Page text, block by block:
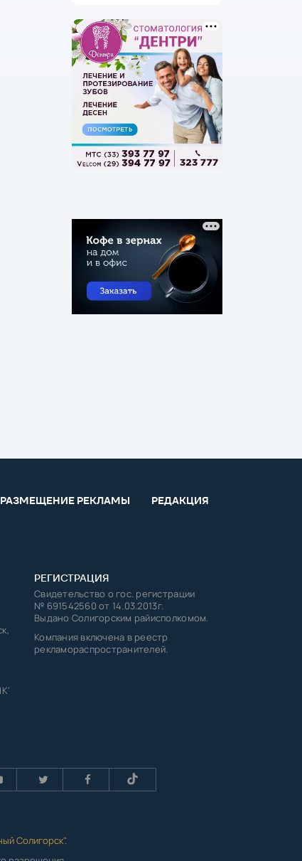
РАЗМЕЩЕНИЕ РЕКЛАМЫ РЕДАКЦИЯ
РЕГИСТРАЦИЯ
Свидетельство о гос. регистрации
№ 691542560 от 14.03.2013г.
Выдано Солигорским райисполкомом.
Компания включена в реестр
рекламораспространителей.
Солигорск".